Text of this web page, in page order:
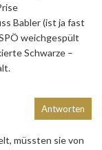
Babler (ist ja fast
weichgespült
Schwarze –
müssten sie von
Antworten